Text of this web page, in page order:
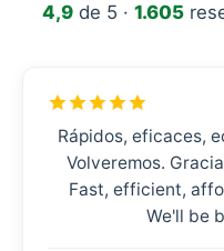
4,9 de 5 · 1.605
Rápidos, eficaces,
Volveremos.
Fast, efficient,
We'll be